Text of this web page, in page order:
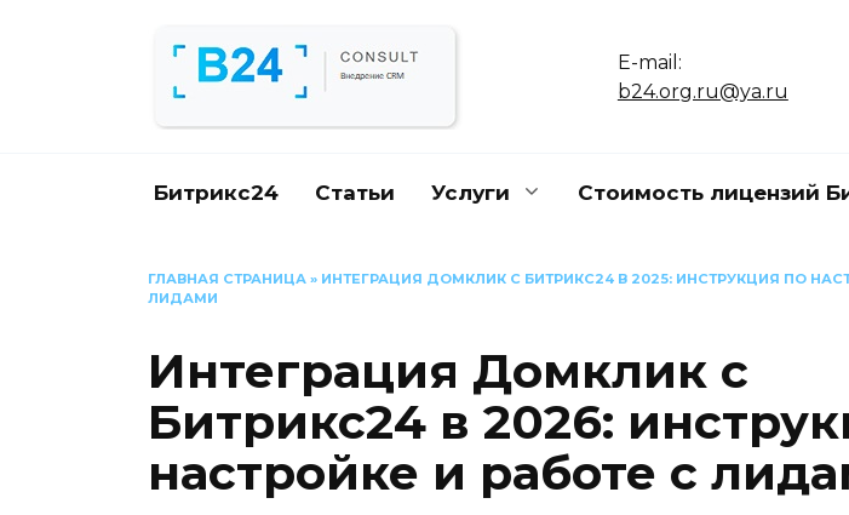
E-mail:
b24.org.ru@ya.ru
Битрикс24 Статьи Услуги Стоимость лицензий
ГЛАВНАЯ СТРАНИЦА » ИНТЕГРАЦИЯ ДОМКЛИК С БИТРИКС24 В 2025: ИНСТРУКЦИЯ ПО
ЛИДАМИ
Интеграция Домклик с
Битрикс24 в 2026:
настройке и работе с